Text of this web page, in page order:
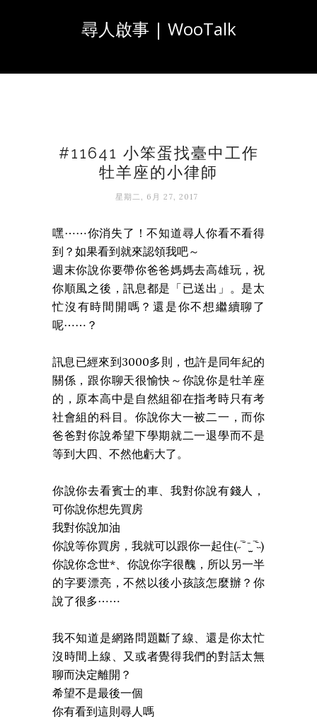
尋人啟事 | WooTalk
#11641 小笨蛋找臺中工作
牡羊座的小律師
星期二, 6月 27, 2017
嘿⋯⋯你消失了！不知道尋人你看不看得
到？如果看到就來認領我吧～
週末你說你要帶你爸爸媽媽去高雄玩，祝
你順風之後，訊息都是「已送出」。是太
忙沒有時間開嗎？還是你不想繼續聊了
呢⋯⋯？
訊息已經來到3000多則，也許是同年紀的
關係，跟你聊天很愉快～你說你是牡羊座
的，原本高中是自然組卻在指考時只有考
社會組的科目。你說你大一被二一，而你
爸爸對你說希望下學期就二一退學而不是
等到大四、不然他虧大了。
你說你去看賓士的車、我對你說有錢人，
可你說你想先買房
我對你說加油
你說等你買房，我就可以跟你一起住(˶‾᷄ ⁻̫ ‾᷅˵)
你說你念世*、你說你字很醜，所以另一半
的字要漂亮，不然以後小孩該怎麼辦？你
說了很多⋯⋯
我不知道是網路問題斷了線、還是你太忙
沒時間上線、又或者覺得我們的對話太無
聊而決定離開？
希望不是最後一個
你有看到這則尋人嗎